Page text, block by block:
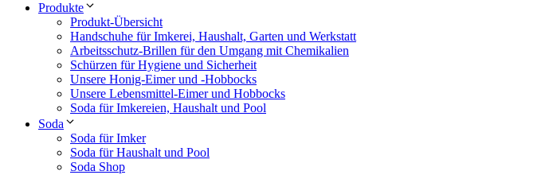
Produkte
Produkt-Übersicht
Handschuhe für Imkerei, Haushalt, Garten und Werkstatt
Arbeitsschutz-Brillen für den Umgang mit Chemikalien
Schürzen für Hygiene und Sicherheit
Unsere Honig-Eimer und -Hobbocks
Unsere Lebensmittel-Eimer und Hobbocks
Soda für Imkereien, Haushalt und Pool
Soda
Soda für Imker
Soda für Haushalt und Pool
Soda Shop